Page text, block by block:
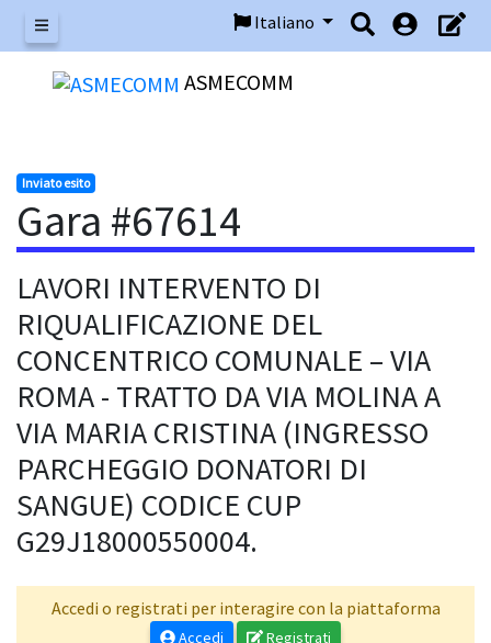
Menu
Italiano
ASMECOMM
Inviato esito
Gara #67614
LAVORI INTERVENTO DI
RIQUALIFICAZIONE DEL
CONCENTRICO COMUNALE – VIA
ROMA - TRATTO DA VIA MOLINA A
VIA MARIA CRISTINA (INGRESSO
PARCHEGGIO DONATORI DI
SANGUE) CODICE CUP
G29J18000550004.
Accedi o registrati per interagire con la piattaforma
Accedi Registrati